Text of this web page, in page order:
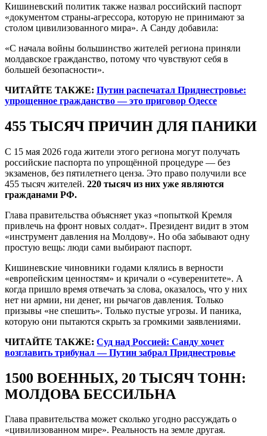
Кишиневский политик также назвал российский паспорт
«документом страны-агрессора, которую не принимают за
столом цивилизованного мира». А Санду добавила:
«С начала войны большинство жителей региона приняли
молдавское гражданство, потому что чувствуют себя в
большей безопасности».
ЧИТАЙТЕ ТАКЖЕ: Путин распечатал Приднестровье:
упрощенное гражданство — это приговор Одессе
455 ТЫСЯЧ ПРИЧИН ДЛЯ ПАНИКИ
С 15 мая 2026 года жители этого региона могут получать
российские паспорта по упрощённой процедуре — без
экзаменов, без пятилетнего ценза. Это право получили все
455 тысяч жителей. 220 тысяч из них уже являются
гражданами РФ.
Глава правительства объясняет указ «попыткой Кремля
привлечь на фронт новых солдат». Президент видит в этом
«инструмент давления на Молдову». Но оба забывают одну
простую вещь: люди сами выбирают паспорт.
Кишиневские чиновники годами клялись в верности
«европейским ценностям» и кричали о «суверенитете». А
когда пришло время отвечать за слова, оказалось, что у них
нет ни армии, ни денег, ни рычагов давления. Только
призывы «не спешить». Только пустые угрозы. И паника,
которую они пытаются скрыть за громкими заявлениями.
ЧИТАЙТЕ ТАКЖЕ: Суд над Россией: Санду хочет
возглавить трибунал — Путин забрал Приднестровье
1500 ВОЕННЫХ, 20 ТЫСЯЧ ТОНН:
МОЛДОВА БЕССИЛЬНА
Глава правительства может сколько угодно рассуждать о
«цивилизованном мире». Реальность на земле другая.